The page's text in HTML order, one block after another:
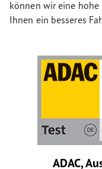
können wir eine
Ihnen ein besseres
ADAC,